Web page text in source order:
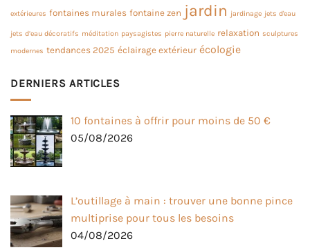
extérieures fontaines murales fontaine zen jardin jardinage jets d'eau
jets d’eau décoratifs méditation paysagistes pierre naturelle relaxation sculptures
modernes tendances 2025 éclairage extérieur écologie
DERNIERS ARTICLES
10 fontaines à offrir pour moins de 50 €
05/08/2026
L’outillage à main : trouver une bonne pince
multiprise pour tous les besoins
04/08/2026